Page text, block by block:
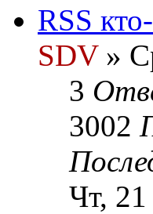
RSS
SDV»
3
3002
Чт,